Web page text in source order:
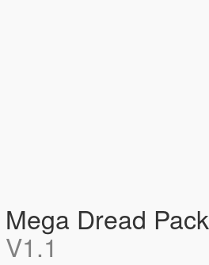
Mega Dread
V1.1